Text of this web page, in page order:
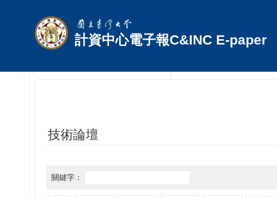
計資中心電子報C&INC E-paper
技術論壇